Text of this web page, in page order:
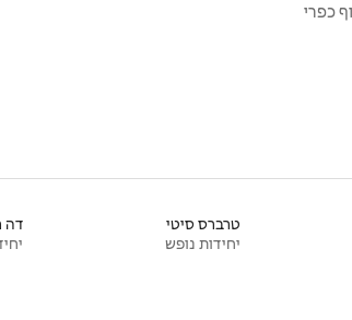
טרברס סיטי
יחידות נופש
דה